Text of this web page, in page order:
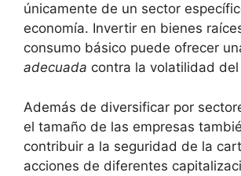
únicamente de un⁤ sector
economía. Invertir‌ en bienes
consumo básico puede ⁤ofrecer
adecuada contra la volatilidad
Además de diversificar por‍
el tamaño de las empresas‍
contribuir a la‌ seguridad de la
acciones de diferentes